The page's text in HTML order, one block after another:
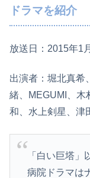
ドラマを紹介
放送日：2015年1
出演者：堀北真希
緒、MEGUMI、木
和、水上剣星、津
「白い巨塔」
病院ドラマは